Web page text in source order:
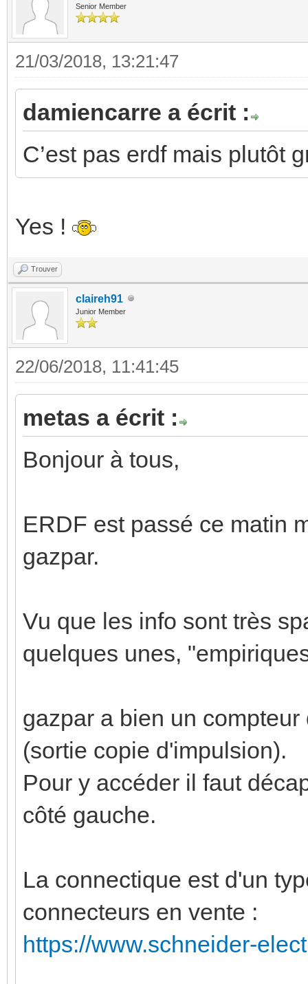
Senior Member
21/03/2018, 13:21:47
damiencarre a écrit :
C’est pas erdf mais plutôt
Yes !
Trouver
claireh91
Junior Member
22/06/2018, 11:41:45
metas a écrit :
Bonjour à tous,
ERDF est passé ce matin
gazpar.
Vu que les info sont très
quelques unes,
gazpar a bien un
(sortie copie d'impulsion).
Pour y accéder il faut
côté gauche.
La connectique est d'un
connecteurs en vente :
https://www.schneider-